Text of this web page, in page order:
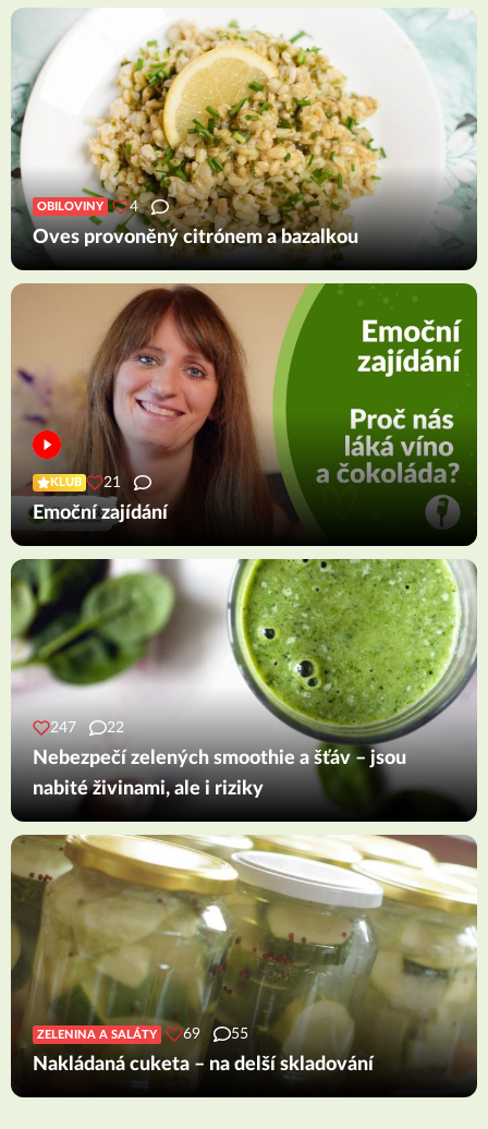
OBILOVINY 4
Oves provoněný citrónem a bazalkou
KLUB 21
Emoční zajídání
247 22
Nebezpečí zelených smoothie a šťáv – jsou
nabité živinami, ale i riziky
ZELENINA A SALÁTY 69 55
Nakládaná cuketa – na delší skladování